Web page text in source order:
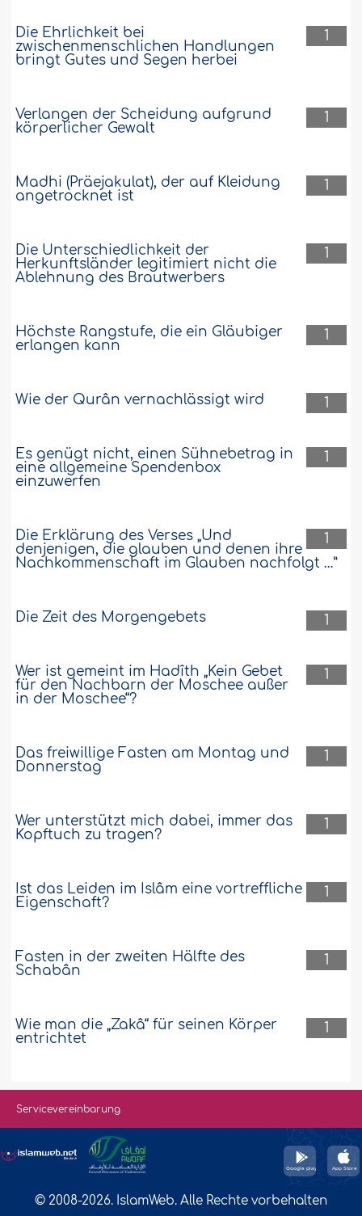
1
Die Ehrlichkeit bei
zwischenmenschlichen Handlungen
bringt Gutes und Segen herbei
1
Verlangen der Scheidung aufgrund
körperlicher Gewalt
1
Madhi (Präejakulat), der auf Kleidung
angetrocknet ist
1
Die Unterschiedlichkeit der
Herkunftsländer legitimiert nicht die
Ablehnung des Brautwerbers
1
Höchste Rangstufe, die ein Gläubiger
erlangen kann
1
Wie der Qurân vernachlässigt wird
1
Es genügt nicht, einen Sühnebetrag in
eine allgemeine Spendenbox
einzuwerfen
1
Die Erklärung des Verses „Und
denjenigen, die glauben und denen ihre
Nachkommenschaft im Glauben nachfolgt …”
1
Die Zeit des Morgengebets
1
Wer ist gemeint im Hadîth „Kein Gebet
für den Nachbarn der Moschee außer
in der Moschee“?
1
Das freiwillige Fasten am Montag und
Donnerstag
1
Wer unterstützt mich dabei, immer das
Kopftuch zu tragen?
1
Ist das Leiden im Islâm eine vortreffliche
Eigenschaft?
1
Fasten in der zweiten Hälfte des
Schabân
1
Wie man die „Zakâ“ für seinen Körper
entrichtet
Servicevereinbarung
© 2008-2026. IslamWeb. Alle Rechte vorbehalten